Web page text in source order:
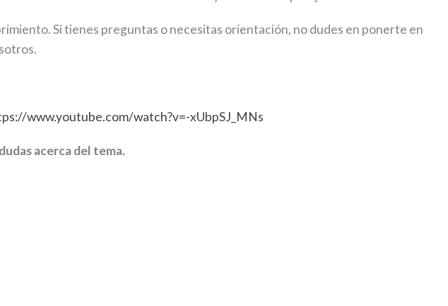
Si tienes preguntas o necesitas orientación, no dudes en ponerte en
www.youtube.com/watch?v=-xUbpSJ_MNs
acerca del tema.